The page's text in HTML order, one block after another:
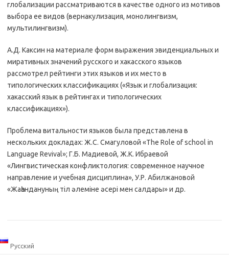
глобализации рассматриваются в качестве одного из мотивов
выбора ее видов (вернакулизация, монолингвизм,
мультилингвизм).
А.Д. Каксин на материале форм выражения эвиденциальных и
миративных значений русского и хакасского языков
рассмотрел рейтинги этих языков и их место в
типологических классификациях («Язык и глобализация:
хакасский язык в рейтингах и типологических
классификациях»).
Проблема витальности языков была представлена в
нескольких докладах: Ж.С. Смагуловой «The Role of school in
Language Revival»; Г.Б. Мадиевой, Ж.К. Ибраевой
«Лингвистическая конфликтология: современное научное
направление и учебная дисциплина», У.Р. Абилжановой
«Жаһандануның тіл әлеміне әсері мен салдары» и др.
Русский